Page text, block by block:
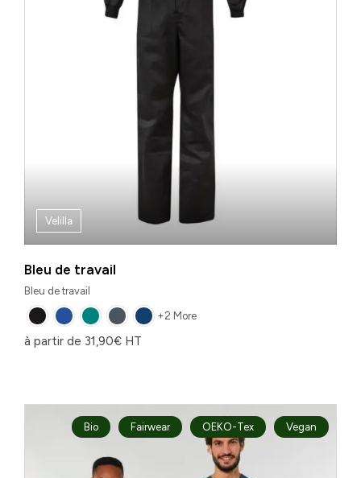
Velilla
Bleu de travail
Bleu de travail
+2 More
à partir de 31,90€ HT
Bio Fairwear OEKO-Tex Vegan